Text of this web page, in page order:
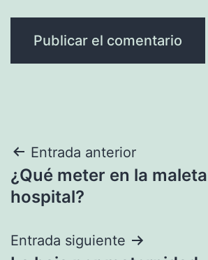
Navegación
de
Entrada anterior
¿Qué meter en la
hospital?
Entrada siguiente